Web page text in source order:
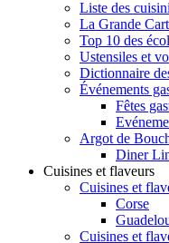
Liste des
La Grande
Top 10 des
Ustensiles et
Dictionnaire
Événements
Fêtes
Argot de
Diner
Cuisines et flaveurs
Cuisines et
Corse
Cuisines et